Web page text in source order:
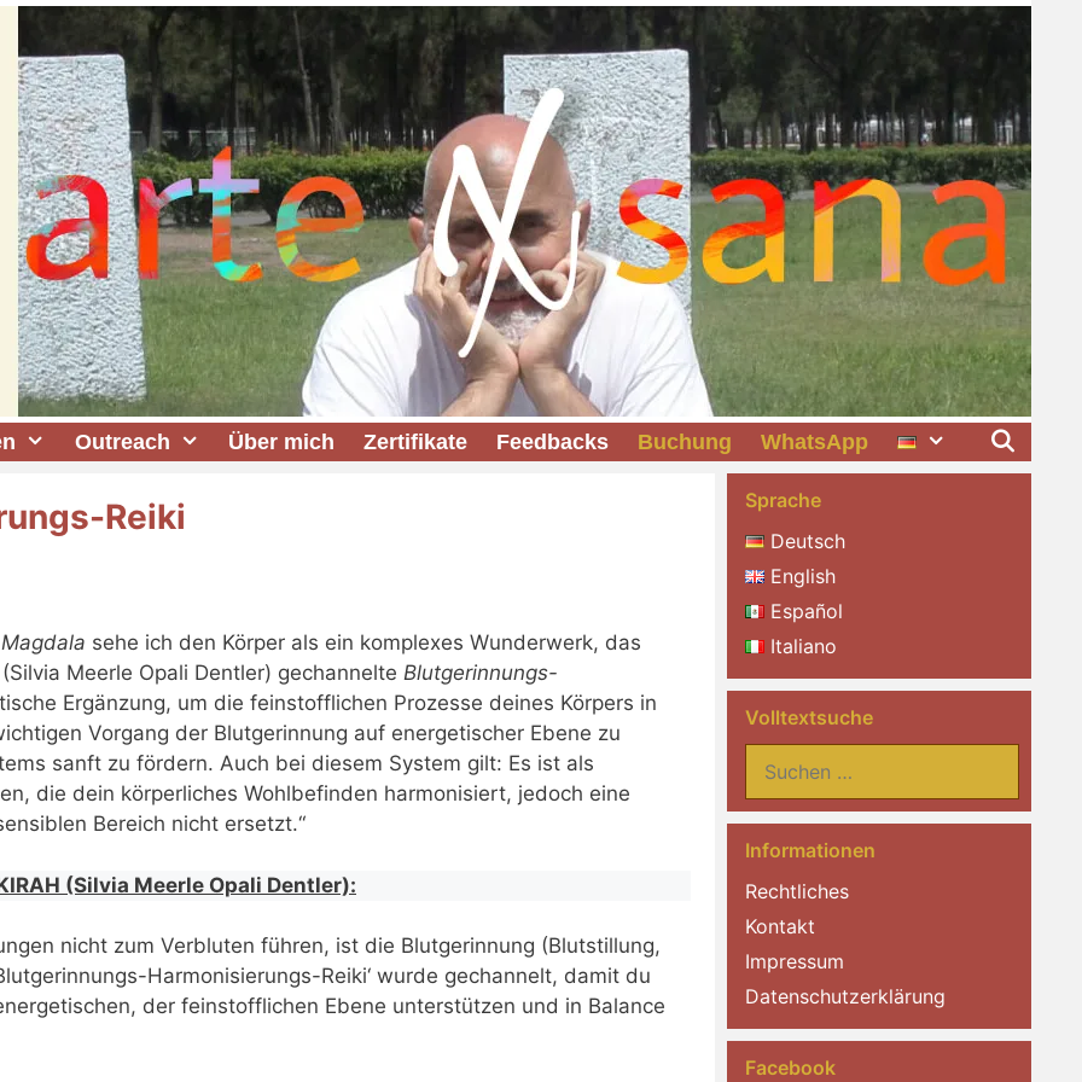
Outreach Über mich Zertifikate Feedbacks Buchung WhatsApp
Reiki
sehe ich den Körper als ein komplexes Wunderwerk, das
Meerle Opali Dentler) gechannelte Blutgerinnungs-
Ergänzung, um die feinstofflichen Prozesse deines Körpers in
Vorgang der Blutgerinnung auf energetischer Ebene zu
sanft zu fördern. Auch bei diesem System gilt: Es ist als
die dein körperliches Wohlbefinden harmonisiert, jedoch eine
Bereich nicht ersetzt.“
(Silvia Meerle Opali Dentler):
nicht zum Verbluten führen, ist die Blutgerinnung (Blutstillung,
Harmonisierungs-Reiki‘ wurde gechannelt, damit du
der feinstofflichen Ebene unterstützen und in Balance
Sprache
Deutsch
English
Español
Italiano
Volltextsuche
nach:
Informationen
Rechtliches
Kontakt
Impressum
Datenschutzerklärung
Facebook